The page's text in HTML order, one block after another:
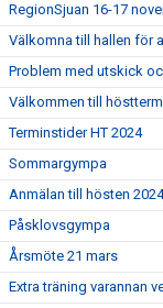
RegionSjuan 16-17
Välkomna till hallen för
Problem med utskick
Välkommen till
Terminstider HT 2024
Sommargympa
Anmälan till hösten 2024
Påsklovsgympa
Årsmöte 21 mars
Extra träning varannan